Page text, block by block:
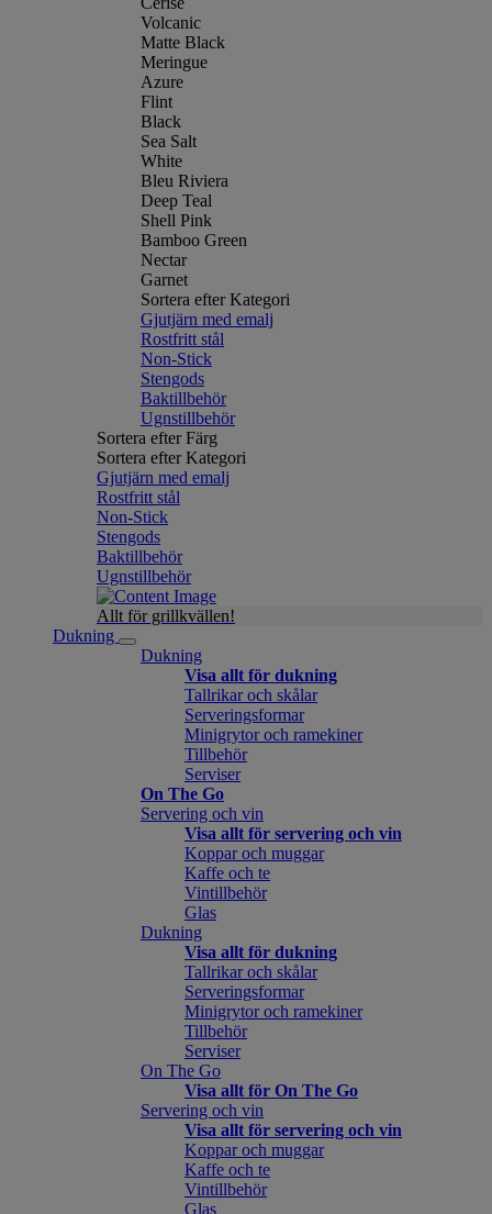
Volcanic
Matte Black
Meringue
Azure
Flint
Black
Sea Salt
White
Bleu Riviera
Deep Teal
Shell Pink
Bamboo Green
Nectar
Garnet
Sortera efter Kategori
Gjutjärn med emalj
Rostfritt stål
Non-Stick
Stengods
Baktillbehör
Ugnstillbehör
Sortera efter Färg
Sortera efter Kategori
Gjutjärn med emalj
Rostfritt stål
Non-Stick
Stengods
Baktillbehör
Ugnstillbehör
Allt för grillkvällen!
Dukning
Dukning
Visa allt för dukning
Tallrikar och skålar
Serveringsformar
Minigrytor och ramekiner
Tillbehör
Serviser
On The Go
Servering och vin
Visa allt för servering och vin
Koppar och muggar
Kaffe och te
Vintillbehör
Glas
Dukning
Visa allt för dukning
Tallrikar och skålar
Serveringsformar
Minigrytor och ramekiner
Tillbehör
Serviser
On The Go
Visa allt för On The Go
Servering och vin
Visa allt för servering och vin
Koppar och muggar
Kaffe och te
Vintillbehör
Glas